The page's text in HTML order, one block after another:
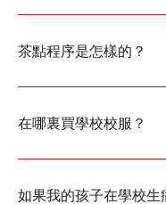
茶點程序是怎樣的？
在哪裏買學校校服？
如果我的孩子在學校生